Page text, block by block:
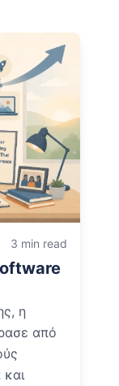
3 min read
η
από